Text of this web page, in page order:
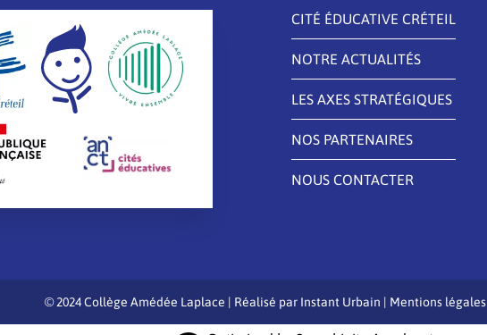
CITÉ ÉDUCATIVE CRÉTEIL
NOTRE ACTUALITÉS
LES AXES STRATÉGIQUES
NOS PARTENAIRES
NOUS CONTACTER
© 2024 Collège Amédée Laplace | Réalisé par Instant Urbain | Mentions légales